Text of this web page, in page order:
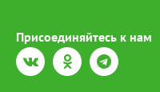
Присоединяйтесь к нам